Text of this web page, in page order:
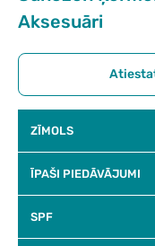
Aksesuāri
ZĪMOLS
ĪPAŠI PIEDĀVĀJUMI
SPF